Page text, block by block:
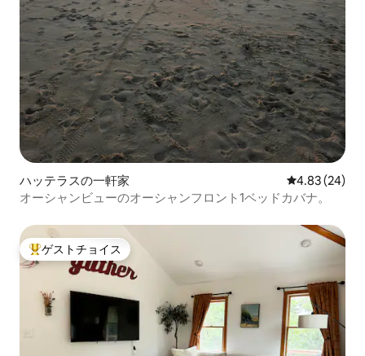
ハッテラスの一軒家 レビュー24
4.83 (24)
オーシャンビューのオーシャンフロント1ベッドカバナ。
大好評のゲストチョイスです。
ゲストチョイス